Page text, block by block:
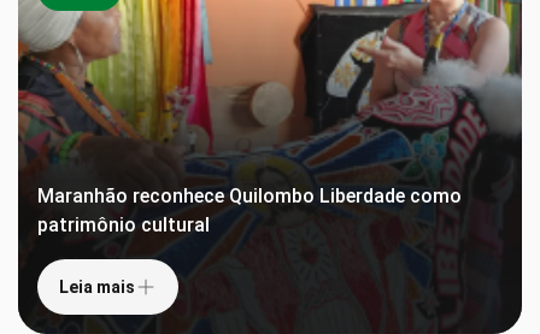
Maranhão reconhece Quilombo Liberdade como
patrimônio cultural
Leia mais